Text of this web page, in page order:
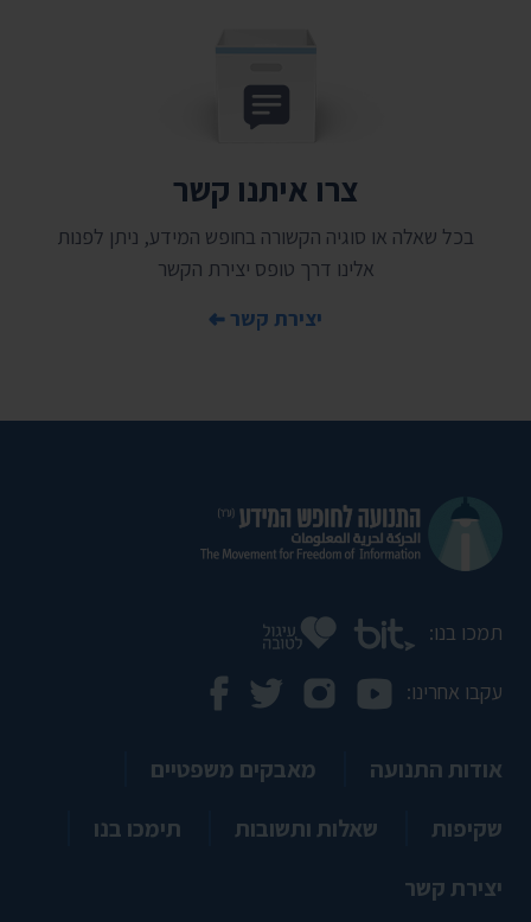
צרו איתנו קשר
בכל שאלה או סוגיה הקשורה בחופש המידע, ניתן לפנות
אלינו דרך טופס יצירת הקשר
יצירת קשר
תמכו בנו:
עקבו אחרינו:
אודות התנועה
מאבקים משפטיים
שקיפות
שאלות ותשובות
תימכו בנו
יצירת קשר